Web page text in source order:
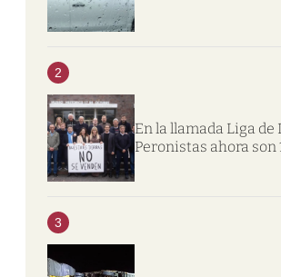
2
En la llamada Liga
Peronistas ahora son
3